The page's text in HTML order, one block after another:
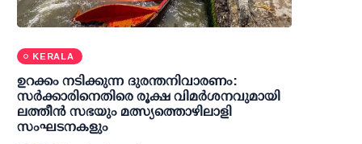
KERALA
ഉറക്കം നടിക്കുന്ന ദുരന്തനിവാരണം:
സര്‍ക്കാരിനെതിരെ രൂക്ഷ വിമര്‍ശനവുമായി
ലത്തീന്‍ സഭയും മത്സ്യത്തൊഴിലാളി
സംഘടനകളും